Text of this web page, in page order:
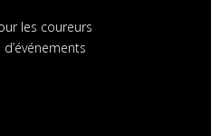
les coureurs